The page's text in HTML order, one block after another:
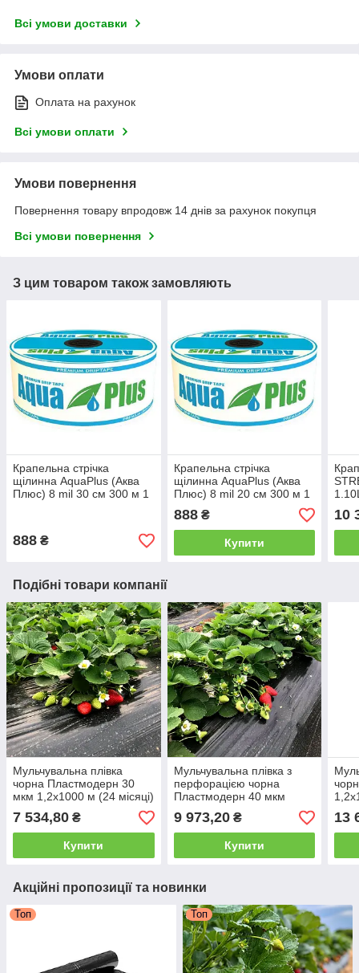
Всі умови доставки
Умови оплати
Оплата на рахунок
Всі умови оплати
Умови повернення
Повернення товару впродовж 14 днів за рахунок покупця
Всі умови повернення
З цим товаром також замовляють
Крапельна стрічка
щілинна AquaPlus (Аква
Плюс) 8 mil 30 см 300 м 1
888 ₴
Крапельна стрічка
щілинна AquaPlus (Аква
Плюс) 8 mil 20 см 300 м 1
л/год
888₴
Купити
(6
10
Подібні товари компанії
Мульчувальна плівка
чорна Пластмодерн 30
мкм 1,2х1000 м (24 місяці)
7 534,80 ₴
Купити
Мульчувальна плівка з
перфорацією чорна
Пластмодерн 40 мкм
9 973,20₴
Купити
13
Акційні пропозиції та новинки
Топ Топ